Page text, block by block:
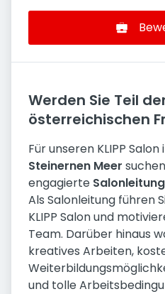
Werden Sie Teil
österreichischen
Für unseren KLIPP Salon
Steinernen Meer
engagierte
Als Salonleitung führen
KLIPP Salon und
Team. Darüber hinaus
kreatives Arbeiten,
und tolle